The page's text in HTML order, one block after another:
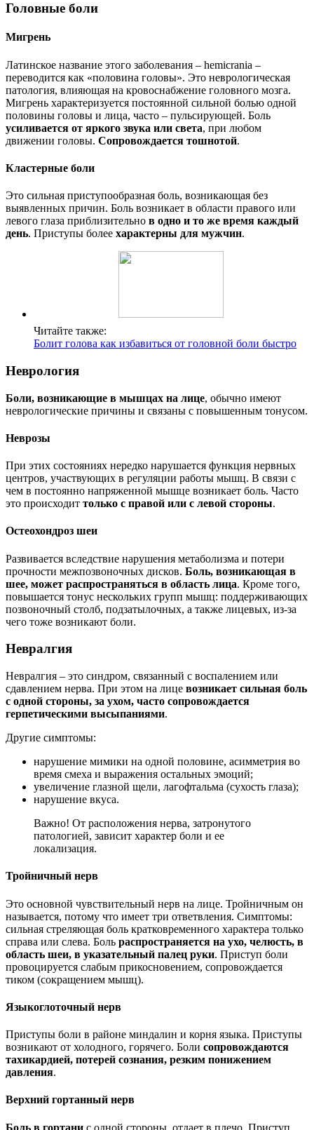
Головные боли
Мигрень
Латинское название этого заболевания – hemicrania –
переводится как «половина головы». Это неврологическая
патология, влияющая на кровоснабжение головного мозга.
Мигрень характеризуется постоянной сильной болью одной
половины головы и лица, часто – пульсирующей. Боль
усиливается от яркого звука или света, при любом
движении головы. Сопровождается тошнотой.
Кластерные боли
Это сильная приступообразная боль, возникающая без
выявленных причин. Боль возникает в области правого или
левого глаза приблизительно в одно и то же время каждый
день. Приступы более характерны для мужчин.
Читайте также:
Болит голова как избавиться от головной боли быстро
Неврология
Боли, возникающие в мышцах на лице, обычно имеют
неврологические причины и связаны с повышенным тонусом.
Неврозы
При этих состояниях нередко нарушается функция нервных
центров, участвующих в регуляции работы мышц. В связи с
чем в постоянно напряженной мышце возникает боль. Часто
это происходит только с правой или с левой стороны.
Остеохондроз шеи
Развивается вследствие нарушения метаболизма и потери
прочности межпозвоночных дисков. Боль, возникающая в
шее, может распространяться в область лица. Кроме того,
повышается тонус нескольких групп мышц: поддерживающих
позвоночный столб, подзатылочных, а также лицевых, из-за
чего тоже возникают боли.
Невралгия
Невралгия – это синдром, связанный с воспалением или
сдавлением нерва. При этом на лице возникает сильная боль
с одной стороны, за ухом, часто сопровождается
герпетическими высыпаниями.
Другие симптомы:
нарушение мимики на одной половине, асимметрия во
время смеха и выражения остальных эмоций;
увеличение глазной щели, лагофтальма (сухость глаза);
нарушение вкуса.
Важно! От расположения нерва, затронутого
патологией, зависит характер боли и ее
локализация.
Тройничный нерв
Это основной чувствительный нерв на лице. Тройничным он
называется, потому что имеет три ответвления. Симптомы:
сильная стреляющая боль кратковременного характера только
справа или слева. Боль распространяется на ухо, челюсть, в
область шеи, в указательный палец руки. Приступ боли
провоцируется слабым прикосновением, сопровождается
тиком (сокращением мышц).
Языкоглоточный нерв
Приступы боли в районе миндалин и корня языка. Приступы
возникают от холодного, горячего. Боли сопровождаются
тахикардией, потерей сознания, резким понижением
давления.
Верхний гортанный нерв
Боль в гортани с одной стороны, отдает в плечо. Приступ